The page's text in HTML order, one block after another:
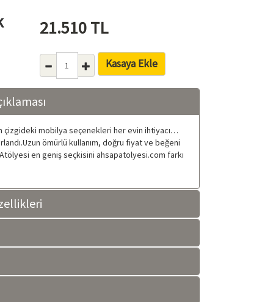
21.510TL
Kasaya Ekle
mobilya seçenekleri her evin ihtiyacı…
ömürlü kullanım, doğru fiyat ve beğeni
Atölyesi en geniş seçkisini ahsapatolyesi.com farkı